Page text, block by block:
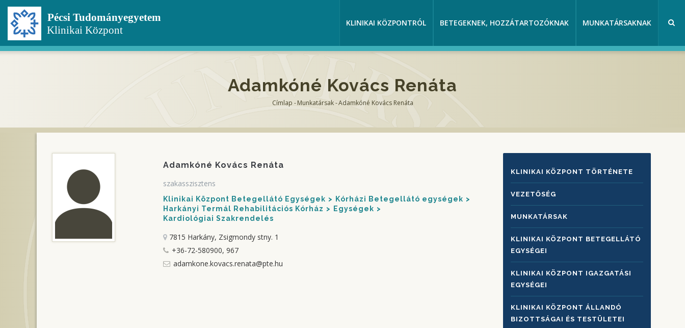
Ugrás
tartalomra
KLINIKAI KÖZPONTRÓL BETEGEKNEK, HOZZÁTARTOZÓKNAK MUNKATÁRSAKNAK
Adamkóné Kovács Renáta
Címlap - Munkatársak -Adamkóné Kovács Renáta
Adamkóné Kovács Renáta
szakasszisztens
Klinikai Központ Betegellátó Egységek
Kórházi Betegellátó egységek
Harkányi Termál Rehabilitációs Kórház
Egységek
Kardiológiai Szakrendelés
7815 Harkány, Zsigmondy stny. 1
+36-72-580900, 967
adamkone.kovacs.renata@pte.hu
KLINIKAI
KÖZPONTRÓL
KLINIKAI KÖZPONT TÖRTÉNETE
VEZETŐSÉG
MUNKATÁRSAK
KLINIKAI KÖZPONT BETEGELLÁTÓ
EGYSÉGEI
KLINIKAI KÖZPONT IGAZGATÁSI
EGYSÉGEI
KLINIKAI KÖZPONT ÁLLANDÓ
BIZOTTSÁGAI ÉS TESTÜLETEI